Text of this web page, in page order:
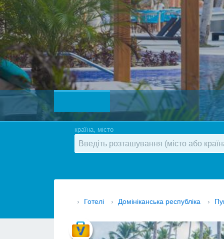
країна, місто
› Готелі › Домініканська республіка ›